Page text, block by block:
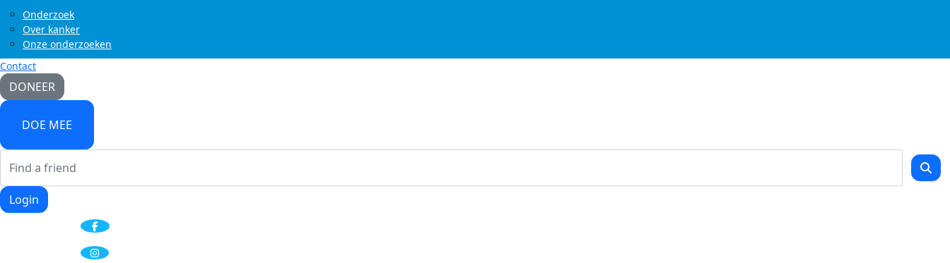
Onderzoek
Over kanker
Onze onderzoeken
Contact
DONEER
DOE MEE
Login